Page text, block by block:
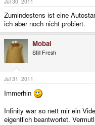
Zumindestens ist eine
ich aber noch nicht probiert.
Mobai
Still Fresh
Jul 31, 2011
Immerhin
Infinity war so nett mir ein
eigentlich beantwortet.